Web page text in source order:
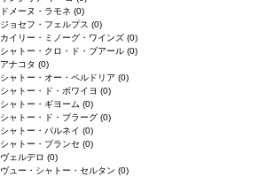
ドメーヌ・ラモネ (0)
ジョセフ・フェルプス (0)
カイリー・ミノーグ・ワインズ (0)
シャトー・クロ・ド・ブアール (0)
アナコタ (0)
シャトー・オー・ペルドリア (0)
シャトー・ド・ボワイヨ (0)
シャトー・ギヨーム (0)
シャトー・ド・ブラーグ (0)
シャトー・パルネイ (0)
シャトー・プランセ (0)
ヴェルデロ (0)
ヴュー・シャトー・セルタン (0)